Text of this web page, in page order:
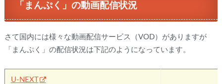
「まんぷく」の動画配信状況
さて国内には様々な動画配信サービス（VOD）がありますが
「まんぷく」の配信状況は下記のようになっています。
U-NEXT